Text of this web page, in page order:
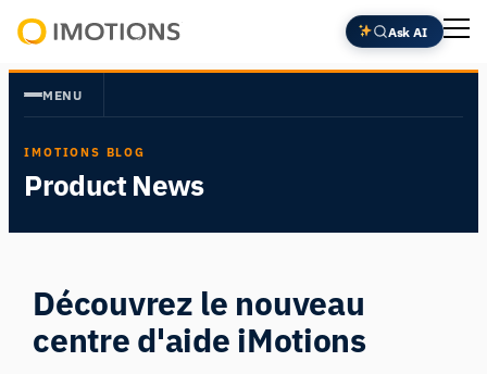
Aller
au
contenu
Insight
Ask AI
MENU
IMOTIONS BLOG
Product News
Découvrez le nouveau
centre d'aide iMotions